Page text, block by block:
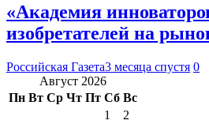
«Академия
изобретателей на
Российская Газета3 месяца спустя 0
Август 2026
Пн Вт Ср Чт Пт Сб Вс
1
2